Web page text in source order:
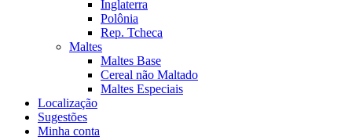
Inglaterra
Polônia
Rep. Tcheca
Maltes
Maltes Base
Cereal não Maltado
Maltes Especiais
Localização
Sugestões
Minha conta